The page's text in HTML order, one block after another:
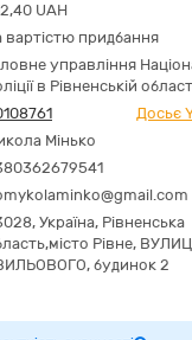
UAH
вартістю придбання
управління
в Рівненській
Досьє
Мінько
Україна, Рівненська
місто Рівне,
будинок 2